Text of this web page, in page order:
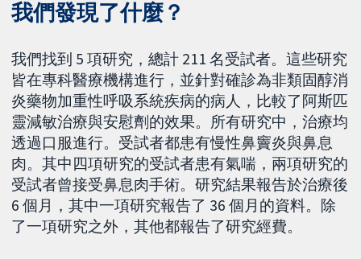
我們發現了什麼？
我們找到 5 項研究，總計 211 名受試者。這些研究
皆在專科醫療機構進行，並針對確診為非類固醇消
炎藥物加重性呼吸系統疾病的病人，比較了阿斯匹
靈減敏治療與安慰劑的效果。所有研究中，治療均
透過口服進行。受試者都患有慢性鼻竇炎與鼻息
肉。其中四項研究的受試者患有氣喘，兩項研究的
受試者曾接受鼻息肉手術。研究結果報告於治療後
6 個月，其中一項研究報告了 36 個月的資料。除
了一項研究之外，其他都報告了研究經費。